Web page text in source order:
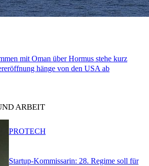
mit Oman über Hormus stehe kurz
hänge von den USA ab
ARBEIT
Startup-Kommissarin: 28. Regime soll für
PROTECH